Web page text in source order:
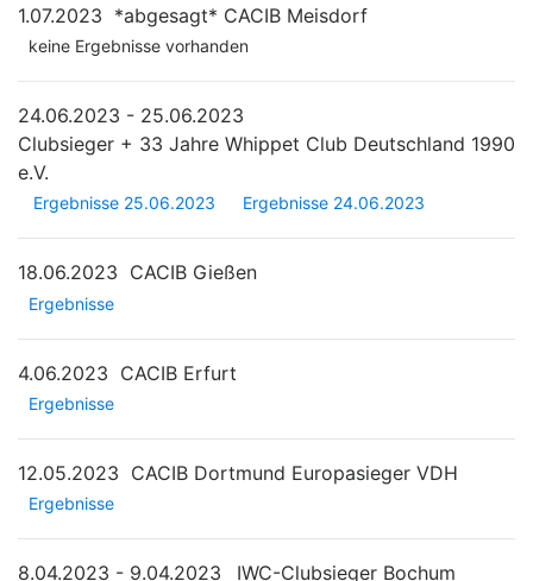
1.07.2023 *abgesagt* CACIB Meisdorf
keine Ergebnisse vorhanden
24.06.2023 - 25.06.2023
Clubsieger + 33 Jahre Whippet Club Deutschland 1990
e.V.
Ergebnisse 25.06.2023 Ergebnisse 24.06.2023
18.06.2023 CACIB Gießen
Ergebnisse
4.06.2023 CACIB Erfurt
Ergebnisse
12.05.2023 CACIB Dortmund Europasieger VDH
Ergebnisse
8.04.2023 - 9.04.2023 IWC-Clubsieger Bochum